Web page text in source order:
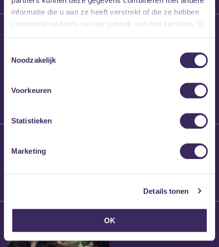
informatie die u aan ze heeft verstrekt of die ze hebben
verzameld op basis van uw gebruik van hun services. U
Noodzakelijk
Voorkeuren
Statistieken
Marketing
Details tonen
OK
26 maart 2026
Brennt Vanneste
24 maart 2026
Willem’s Blog: Ão